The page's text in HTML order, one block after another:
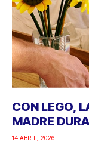
CON LEGO,
MADRE
14 ABRIL, 2026